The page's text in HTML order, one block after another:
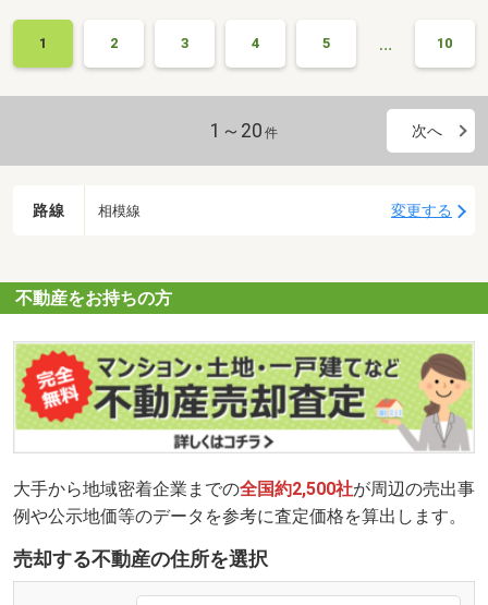
1 2 3 4 5 … 10
1～20 件 次へ
路線 相模線 変更する
不動産をお持ちの方
大手から地域密着企業までの全国約2,500社が周辺の売出事
例や公示地価等のデータを参考に査定価格を算出します。
売却する不動産の住所を選択